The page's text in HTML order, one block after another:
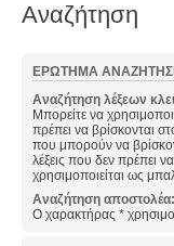
Αναζήτηση
ΕΡΏΤΗΜΑ
Αναζήτηση λέξεων
Μπορείτε να
πρέπει να βρίσκονται
που μπορούν να
λέξεις που δεν πρέπει
χρησιμοποιείται ως
Αναζήτηση αποστολέα:
Ο χαρακτήρας *